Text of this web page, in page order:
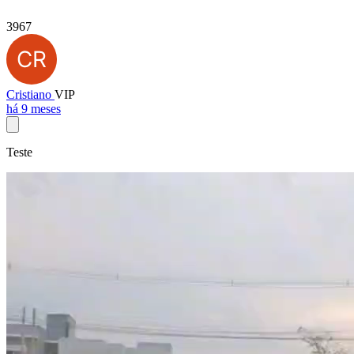
3967
Cristiano VIP
há 9 meses
Teste